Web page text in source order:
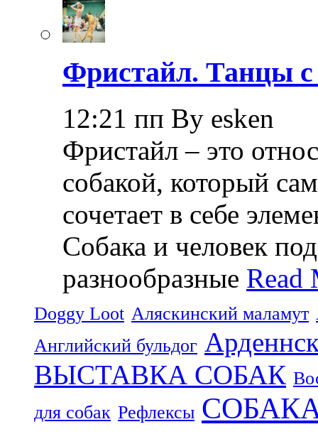
Фристайл. Танцы с
12:21 пп By esken
Фристайл – это
собакой, который
сочетает в себе
Собака и человек
разнообразные Read
Doggy Loot Аляскинский маламут
Английский бульдог
ВЫСТАВКА СОБАК
для собак Рефлексы